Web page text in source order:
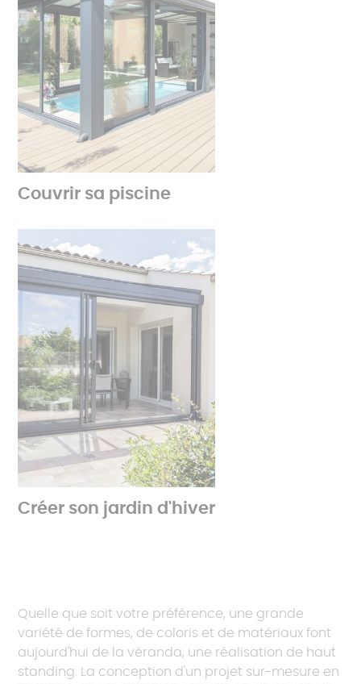
Couvrir sa piscine
Créer son jardin d'hiver
Quelle que soit votre préférence, une grande
variété de formes, de coloris et de matériaux font
aujourd'hui de la véranda, une réalisation de haut
standing. La conception d'un projet sur-mesure en